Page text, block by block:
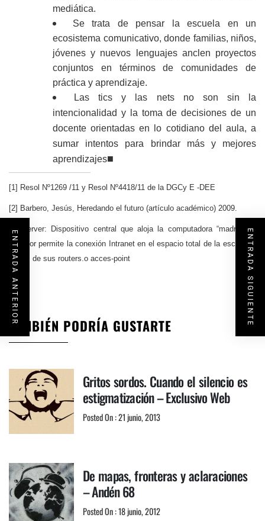
mediática.
Se trata de pensar la escuela en un
ecosistema comunicativo, donde familias, niños,
jóvenes y nuevos lenguajes anclen proyectos
conjuntos en términos de comunidades de
práctica y aprendizaje.
Las tics y las nets no son sin la
intencionalidad y la toma de decisiones de un
docente orientadas en lo cotidiano del aula, a
sumar intentos para brindar más y mejores
aprendizajes■
[1] Resol Nº1269 /11 y Resol Nº4418/11 de la DGCy E -DEE
[2] Barbero, Jesús, Heredando el futuro (artículo académico) 2009.
[3] Server: Dispositivo central que aloja la computadora “madre”. El
servidor permite la conexión Intranet en el espacio total de la escuela a
través de sus routers.o acces-point
TAMBIÉN PODRÍA GUSTARTE
Gritos sordos. Cuando el silencio es
estigmatización – Exclusivo Web
Posted On : 21 junio, 2013
De mapas, fronteras y aclaraciones
– Andén 68
Posted On : 18 junio, 2012
ENTRADA ANTERIOR ENTRADA SIGUIENTE